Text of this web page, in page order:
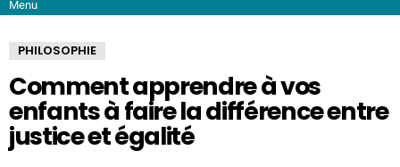
Menu
PHILOSOPHIE
Comment apprendre à vos
enfants à faire la différence entre
justice et égalité